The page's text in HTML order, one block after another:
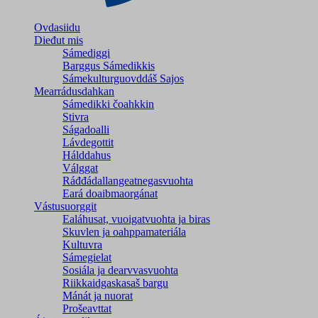
Ovdasiidu
Dieđut mis
Sámediggi
Barggus Sámedikkis
Sámekulturguovddáš Sajos
Mearrádusdahkan
Sámedikki čoahkkin
Stivra
Ságadoalli
Lávdegottit
Hálddahus
Válggat
Ráđđádallangeatnegas­vuohta
Eará doaibmaorgánat
Vástusuorggit
Ealáhusat, vuoigatvuohta ja biras
Skuvlen ja oahppamateriála
Kultuvra
Sámegielat
Sosiála ja dearvvasvuohta
Riikkaidgaskasaš bargu
Mánát ja nuorat
Prošeavttat